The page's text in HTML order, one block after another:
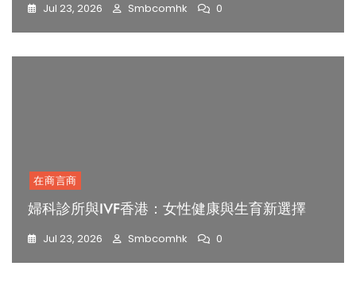
Jul 23, 2026 Smbcomhk 0
在商言商
婦科診所與IVF香港：女性健康與生育新選擇
Jul 23, 2026 Smbcomhk 0